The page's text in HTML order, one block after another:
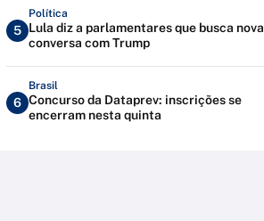
5
Política
Lula diz a parlamentares que busca nova
conversa com Trump
6
Brasil
Concurso da Dataprev: inscrições se
encerram nesta quinta